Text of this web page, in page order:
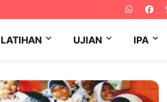
LATIHAN UJIAN IPA